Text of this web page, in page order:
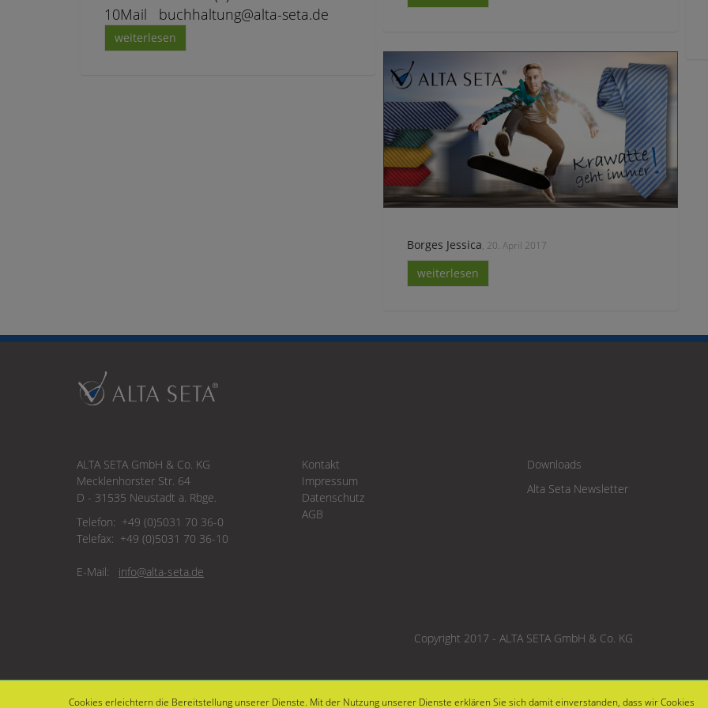
Cookies erleichtern die Bereitstellung unserer Dienste. Mit der Nutzung unserer Dienste erklären Sie sich damit einverstanden, dass wir Cookies
10Mail buchhaltung@alta-seta.de
weiterlesen
Borges Jessica, 20. April 2017
weiterlesen
ALTA SETA GmbH & Co. KG
Mecklenhorster Str. 64
D - 31535 Neustadt a. Rbge.
Telefon: +49 (0)5031 70 36-0
Telefax: +49 (0)5031 70 36-10
E-Mail: info@
Kontakt
Impressum
Datenschutz
AGB
Downloads
Alta Seta Newsletter
Copyright 2017 - ALTA SETA GmbH & Co. KG